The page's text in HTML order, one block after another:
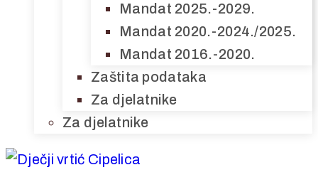
Mandat 2025.-2029.
Mandat 2020.-2024./2025.
Mandat 2016.-2020.
Zaštita podataka
Za djelatnike
Za djelatnike